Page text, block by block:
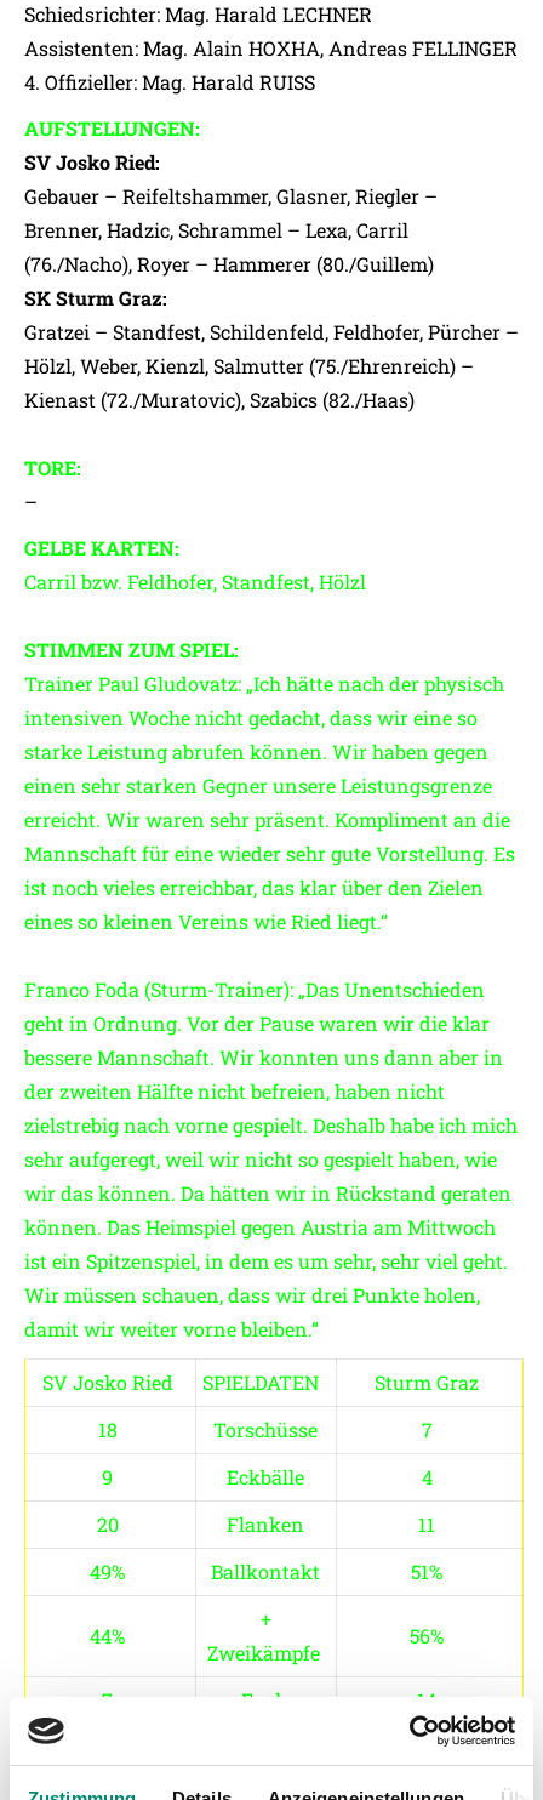
Schiedsrichter: Mag. Harald LECHNER
Assistenten: Mag. Alain HOXHA, Andreas FELLINGER
4. Offizieller: Mag. Harald RUISS
AUFSTELLUNGEN:
SV Josko Ried:
Gebauer – Reifeltshammer, Glasner, Riegler –
Brenner, Hadzic, Schrammel – Lexa, Carril
(76./Nacho), Royer – Hammerer (80./Guillem)
SK Sturm Graz:
Gratzei – Standfest, Schildenfeld, Feldhofer, Pürcher –
Hölzl, Weber, Kienzl, Salmutter (75./Ehrenreich) –
Kienast (72./Muratovic), Szabics (82./Haas)
TORE:
–
GELBE KARTEN:
Carril bzw. Feldhofer, Standfest, Hölzl
STIMMEN ZUM SPIEL:
Trainer Paul Gludovatz: „Ich hätte nach der physisch
intensiven Woche nicht gedacht, dass wir eine so
starke Leistung abrufen können. Wir haben gegen
einen sehr starken Gegner unsere Leistungsgrenze
erreicht. Wir waren sehr präsent. Kompliment an die
Mannschaft für eine wieder sehr gute Vorstellung. Es
ist noch vieles erreichbar, das klar über den Zielen
eines so kleinen Vereins wie Ried liegt.“
Franco Foda (Sturm-Trainer): „Das Unentschieden
geht in Ordnung. Vor der Pause waren wir die klar
bessere Mannschaft. Wir konnten uns dann aber in
der zweiten Hälfte nicht befreien, haben nicht
zielstrebig nach vorne gespielt. Deshalb habe ich mich
sehr aufgeregt, weil wir nicht so gespielt haben, wie
wir das können. Da hätten wir in Rückstand geraten
können. Das Heimspiel gegen Austria am Mittwoch
ist ein Spitzenspiel, in dem es um sehr, sehr viel geht.
Wir müssen schauen, dass wir drei Punkte holen,
damit wir weiter vorne bleiben.“
SV Josko Ried SPIELDATEN
Sturm Graz
18
Torschüsse
7
9
Eckbälle
4
20
Flanken
11
49%
Ballkontakt 51%
44%
+
Zweikämpfe
56%
7 Fouls
14
die meisten Torschüsse